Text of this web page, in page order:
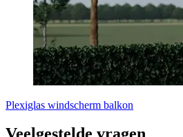
Plexiglas windscherm balkon